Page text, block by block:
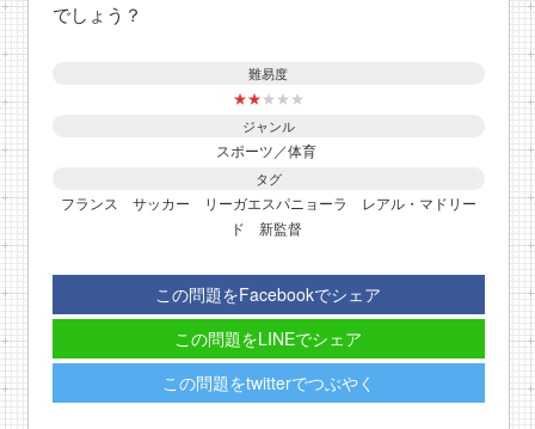
でしょう？
難易度
★★★ ★ ★
ジャンル
スポーツ／体育
タグ
フランス サッカー リーガエスパニョーラ
レアル・マドリー
ド
新監督
この問題をFacebookでシェア
この問題をLINEでシェア
この問題をtwitterでつぶやく